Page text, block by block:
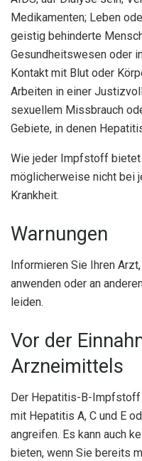
Medikamenten; Leben
geistig behinderte
Gesundheitswesen oder
Kontakt mit Blut oder
Arbeiten in einer
sexuellem Missbrauch
Gebiete, in denen
Wie jeder Impfstoff
möglicherweise nicht bei
Krankheit.
Warnungen
Informieren Sie Ihren
anwenden oder an
leiden.
Vor der
Arzneimittels
Der Hepatitis-B-
mit Hepatitis A, C und E
angreifen. Es kann auch
bieten, wenn Sie bereits